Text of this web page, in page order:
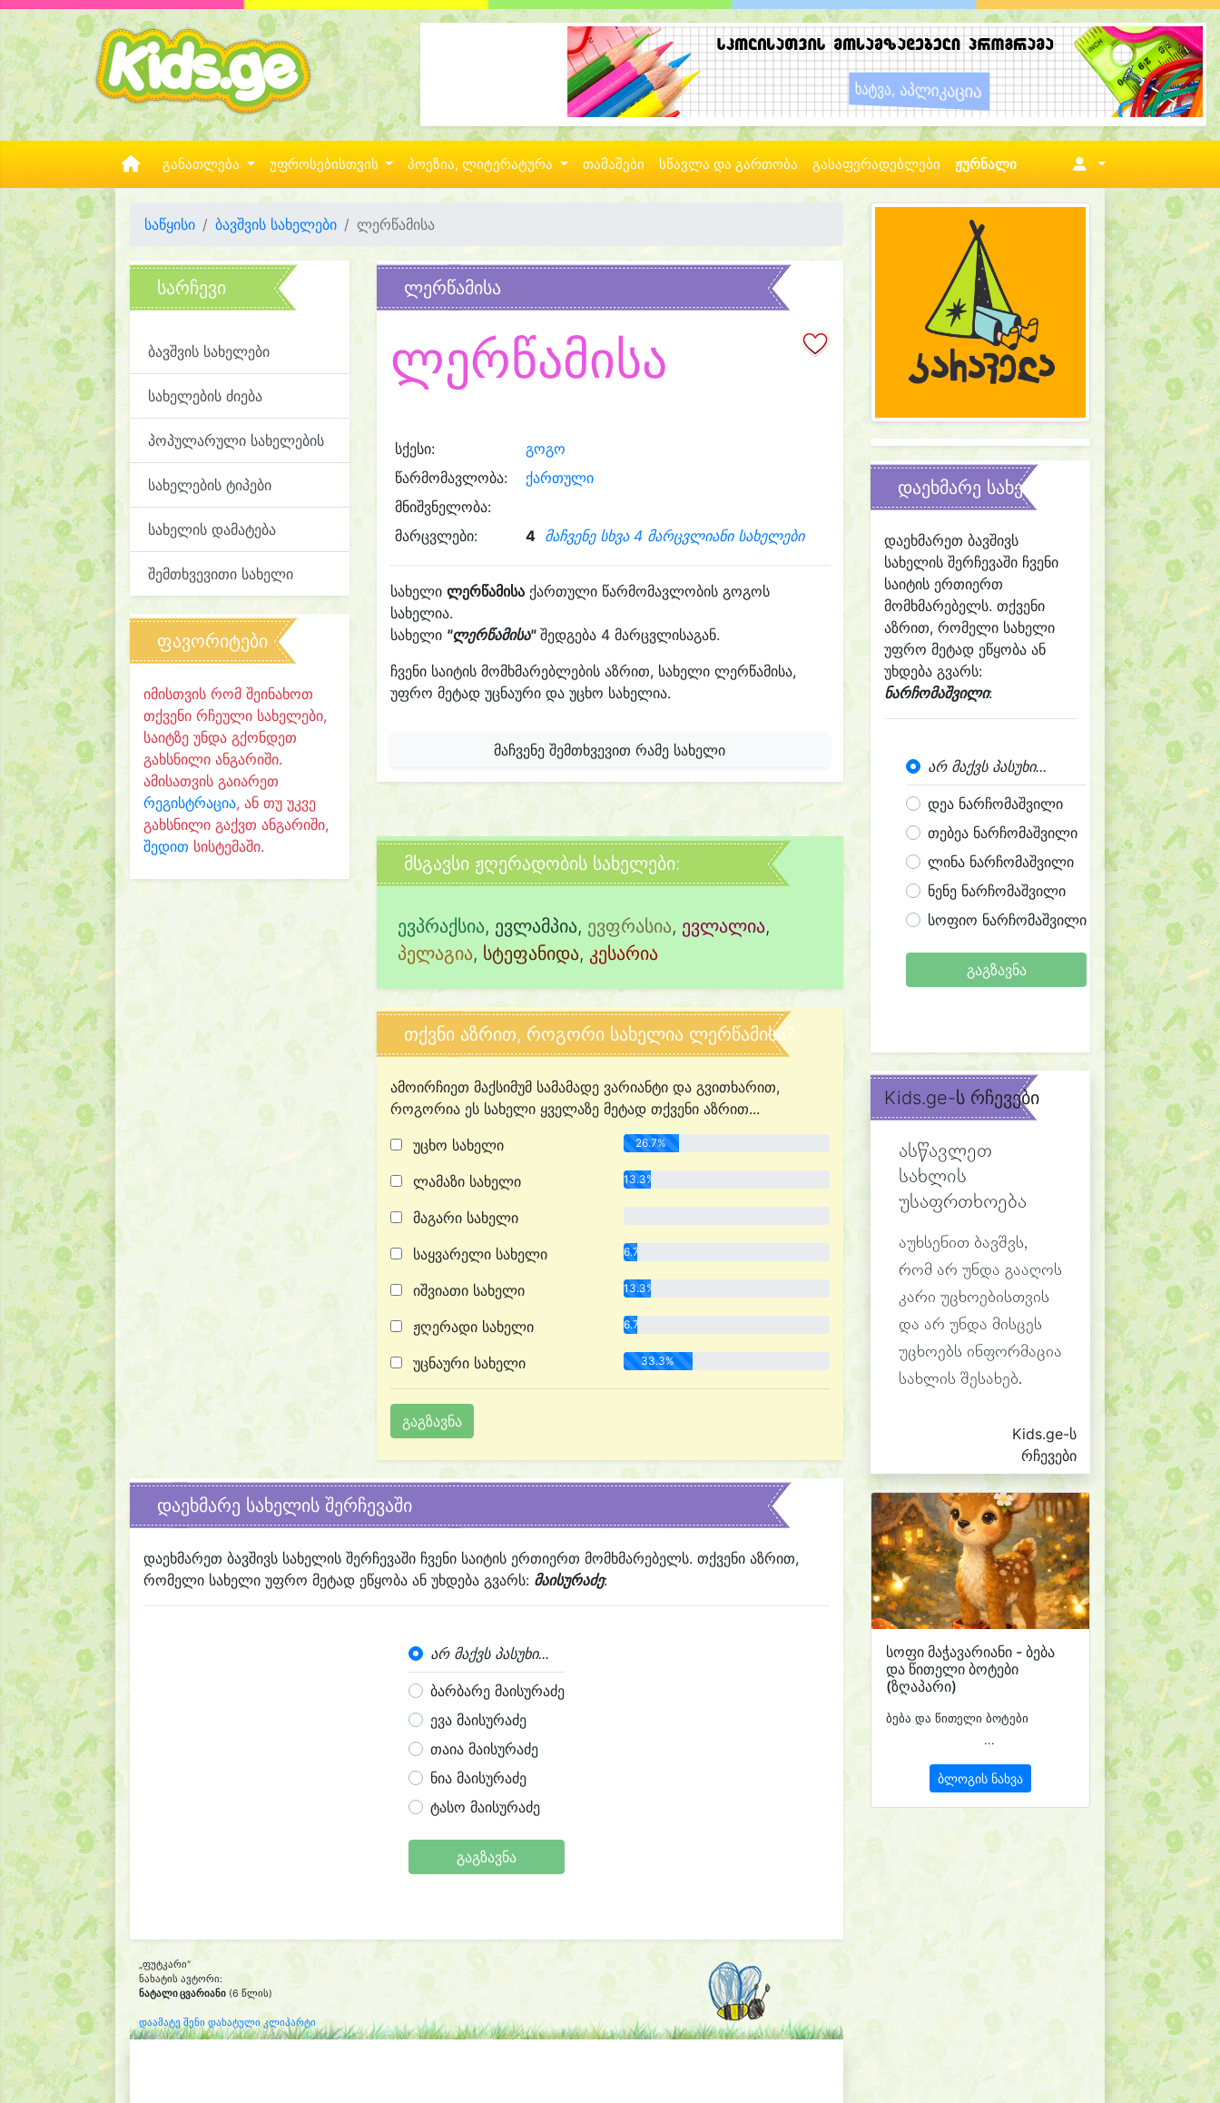
განათლება უფროსებისთვის პოეზია, ლიტერატურა თამაშები სწავლა და გართობა გასაფერადებლები ჟურნალი
საწყისი ბავშვის სახელები ლერწამისა
სარჩევი
ბავშვის სახელები
სახელების ძიება
პოპულარული სახელების
სახელების ტიპები
სახელის დამატება
შემთხვევითი სახელი
ფავორიტები
იმისთვის რომ შეინახოთ
თქვენი რჩეული სახელები,
საიტზე უნდა გქონდეთ
გახსნილი ანგარიში.
ამისათვის გაიარეთ
რეგისტრაცია, ან თუ უკვე
გახსნილი გაქვთ ანგარიში,
შედით სისტემაში.
ლერწამისა
ლერწამისა
სქესი:
გოგო
წარმომავლობა:
ქართული
მნიშვნელობა:
მარცვლები:
4 მაჩვენე სხვა 4 მარცვლიანი სახელები
სახელი ლერწამისაქართული წარმომავლობის გოგოს
სახელია.
სახელი "ლერწამისა"შედგება 4 მარცვლისაგან.
ჩვენი საიტის მომხმარებლების აზრით, სახელი ლერწამისა,
უფრო მეტად უცნაური და უცხო სახელია.
მაჩვენე შემთხვევით რამე სახელი
მსგავსი ჟღერადობის სახელები:
ევპრაქსია, ევლამპია, ევფრასია, ევლალია,
პელაგია, სტეფანიდა, კესარია
თქვნი აზრით, როგორი სახელია ლერწამისა?
ამოირჩიეთ მაქსიმუმ სამამადე ვარიანტი და გვითხარით,
როგორია ეს სახელი ყველაზე მეტად თქვენი აზრით...
უცხო სახელი
26.7%
ლამაზი სახელი 13.3%
მაგარი სახელი
საყვარელი სახელი 6.7%
იშვიათი სახელი 13.3%
ჟღერადი სახელი 6.7%
უცნაური სახელი 33.3%
დაეხმარე სახელის შერჩევაში
დაეხმარეთ ბავშივს სახელის შერჩევაში ჩვენი საიტის ერთიერთ მომხმარებელს. თქვენი აზრით,
რომელი სახელი უფრო მეტად ეწყობა ან უხდება გვარს: მაისურაძე:
არ მაქვს პასუხი...
ბარბარე მაისურაძე
ევა მაისურაძე
თაია მაისურაძე
ნია მაისურაძე
ტასო მაისურაძე
გაგზავნა
„ფუტკარი“
ნახატის ავტორი:
ნატალი ცვარიანი (6 წლის)
დაამატე შენი დახატული კლიპარტი
დაეხმარე სახელის შერჩევაში
დაეხმარეთ ბავშივს
სახელის შერჩევაში ჩვენი
საიტის ერთიერთ
მომხმარებელს. თქვენი
აზრით, რომელი სახელი
უფრო მეტად ეწყობა ან
უხდება გვარს:
ნარჩომაშვილი:
არ მაქვს პასუხი...
დეა ნარჩომაშვილი
თებეა ნარჩომაშვილი
ლინა ნარჩომაშვილი
ნენე ნარჩომაშვილი
სოფიო ნარჩომაშვილი
გაგზავნა
Kids.ge-ს რჩევები
ასწავლეთ
სახლის
უსაფრთხოება
აუხსენით ბავშვს,
რომ არ უნდა გააღოს
კარი უცხოებისთვის
და არ უნდა მისცეს
უცხოებს ინფორმაცია
სახლის შესახებ.
Kids.ge-ს
რჩევები
სოფი მაჭავარიანი - ბება
და წითელი ბოტები
(ზღაპარი)
ბება და წითელი ბოტები
...
ბლოგის ნახვა